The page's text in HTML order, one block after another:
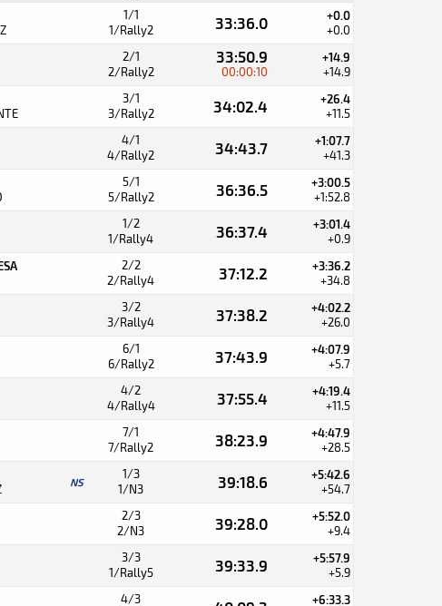
1/1
1/Rally2
33:36.0 +0.0
+0.0
2/1
2/Rally2
33:50.9
00:00:10
+14.9
+14.9
3/1
3/Rally2
34:02.4 +26.4
+11.5
4/1
4/Rally2
34:43.7 +1:07.7
+41.3
5/1
5/Rally2
36:36.5 +3:00.5
+1:52.8
1/2
1/Rally4
36:37.4 +3:01.4
+0.9
2/2
2/Rally4
37:12.2 +3:36.2
+34.8
3/2
3/Rally4
37:38.2 +4:02.2
+26.0
6/1
6/Rally2
37:43.9 +4:07.9
+5.7
4/2
4/Rally4
37:55.4 +4:19.4
+11.5
7/1
7/Rally2
38:23.9 +4:47.9
+28.5
NS
1/3
1/N3
39:18.6 +5:42.6
+54.7
2/3
2/N3
39:28.0 +5:52.0
+9.4
3/3
1/Rally5
39:33.9 +5:57.9
+5.9
4/3
+6:33.3